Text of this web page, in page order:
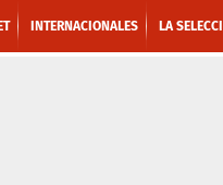
INTERNACIONALES LA